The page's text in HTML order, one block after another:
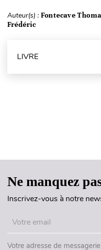
Auteur(s) : Fontecave
Frédéric
LIVRE
Ne manquez
Inscrivez-vous à notre
Votre adresse de